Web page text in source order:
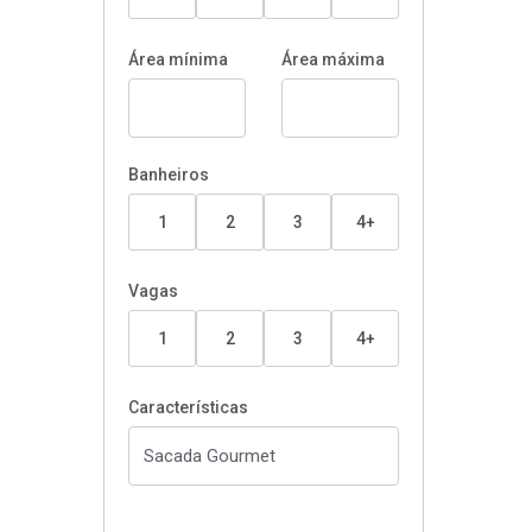
Área mínima Área máxima
Banheiros
1 2 3 4+
Vagas
1 2 3 4+
Características